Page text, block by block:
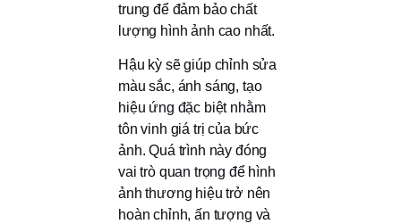
trung để đảm bảo chất
lượng hình ảnh cao nhất.
Hậu kỳ sẽ giúp chỉnh sửa
màu sắc, ánh sáng, tạo
hiệu ứng đặc biệt nhằm
tôn vinh giá trị của bức
ảnh. Quá trình này đóng
vai trò quan trọng để hình
ảnh thương hiệu trở nên
hoàn chỉnh, ấn tượng và